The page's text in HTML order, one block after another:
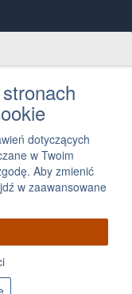
dotyczących
w Twoim
Aby zmienić
w zaawansowane
informacji zawartych na